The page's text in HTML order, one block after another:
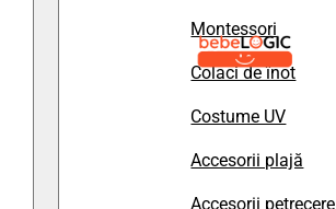
Montessori
Colaci de înot
Costume UV
Accesorii plajă
Accesorii petrecere